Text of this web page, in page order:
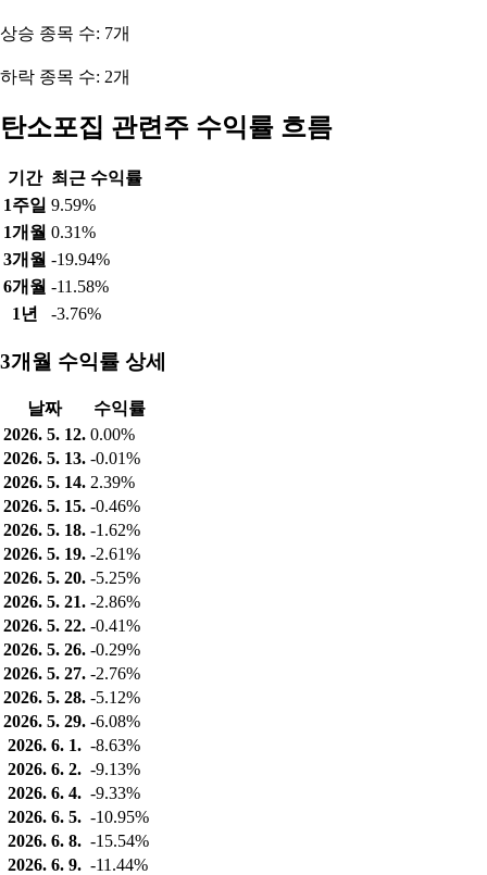
상승 종목 수: 7개
하락 종목 수: 2개
탄소포집 관련주 수익률 흐름
기간 최근 수익률
1주일 9.59%
1개월 0.31%
3개월 -19.94%
6개월 -11.58%
1년
-3.76%
3개월 수익률 상세
날짜
수익률
2026. 5. 12. 0.00%
2026. 5. 13. -0.01%
2026. 5. 14. 2.39%
2026. 5. 15. -0.46%
2026. 5. 18. -1.62%
2026. 5. 19. -2.61%
2026. 5. 20. -5.25%
2026. 5. 21. -2.86%
2026. 5. 22. -0.41%
2026. 5. 26. -0.29%
2026. 5. 27. -2.76%
2026. 5. 28. -5.12%
2026. 5. 29. -6.08%
2026. 6. 1. -8.63%
2026. 6. 2. -9.13%
2026. 6. 4. -9.33%
2026. 6. 5. -10.95%
2026. 6. 8. -15.54%
2026. 6. 9. -11.44%